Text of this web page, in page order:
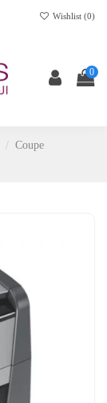
Wishlist (0)
0
Coupe